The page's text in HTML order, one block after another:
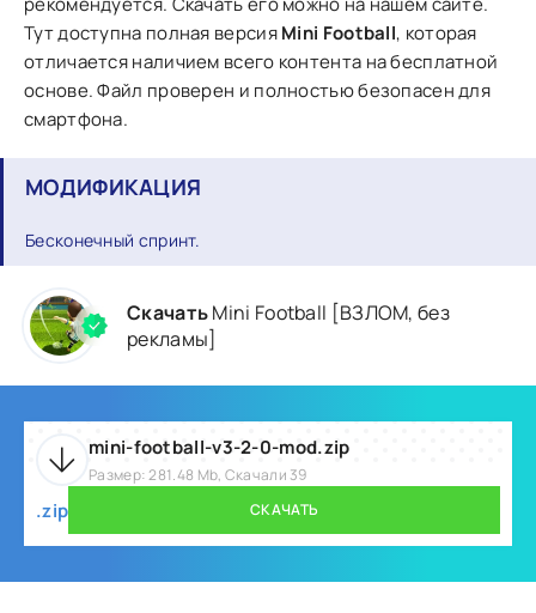
Тут доступна полная версияMini Football, которая
отличается наличием всего контента на бесплатной
основе. Файл проверен и полностью безопасен для
смартфона.
МОДИФИКАЦИЯ
Бесконечный спринт.
СкачатьMini Football [ВЗЛОМ, без
рекламы]
mini-football-v3-2-0-mod.zip
Размер: 281.48 Mb, Скачали 39
.zip СКАЧАТЬ